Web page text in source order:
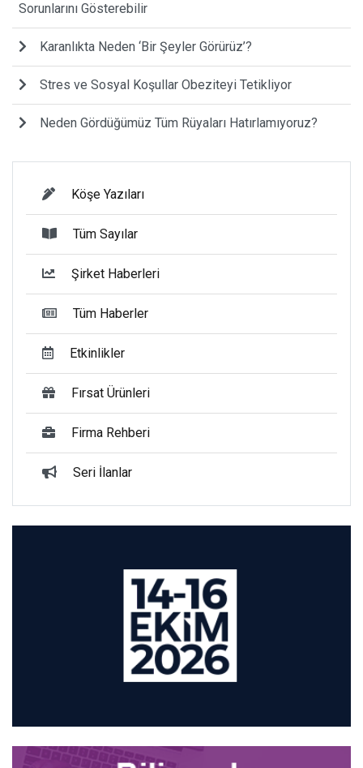
Sorunlarını Gösterebilir
Karanlıkta Neden ‘Bir Şeyler Görürüz’?
Stres ve Sosyal Koşullar Obeziteyi Tetikliyor
Neden Gördüğümüz Tüm Rüyaları Hatırlamıyoruz?
Köşe Yazıları
Tüm Sayılar
Şirket Haberleri
Tüm Haberler
Etkinlikler
Fırsat Ürünleri
Firma Rehberi
Seri İlanlar